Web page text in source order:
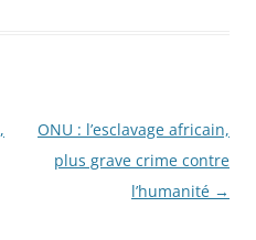
ONU : l’esclavage africain,
plus grave crime contre
l’humanité →